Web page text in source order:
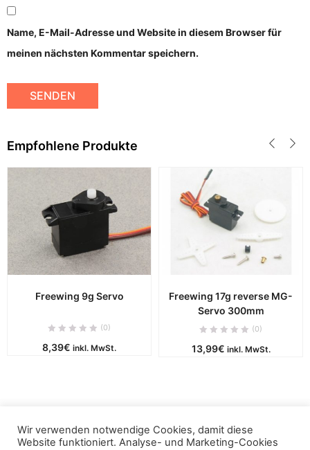
Name, E-Mail-Adresse und Website in diesem Browser für
meinen nächsten Kommentar speichern.
Empfohlene Produkte
Freewing 9g Servo
(0)
8,39€ inkl. MwSt.
Freewing 17g reverse MG-
Servo 300mm
(0)
13,99€ inkl. MwSt.
Copyright © 2019 - puca. All Rights Reserved. Powered by
ThemBay
Wir verwenden notwendige Cookies, damit diese
Website funktioniert. Analyse- und Marketing-Cookies